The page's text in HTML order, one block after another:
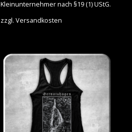
Kleinunternehmer nach §19 (1) UStG.
zzgl. Versandkosten